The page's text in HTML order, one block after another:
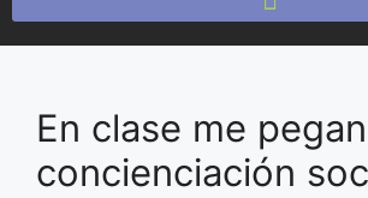
En clase me
concienciación